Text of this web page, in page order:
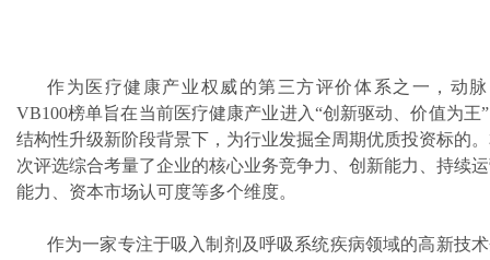
作为医疗健康产业权威的第三方评价体系之一，动
VB100榜单旨在当前医疗健康产业进入“创新驱动、价值为王
结构性升级新阶段背景下，为行业发掘全周期优质投资标的
次评选综合考量了企业的核心业务竞争力、创新能力、持续
能力、资本市场认可度等多个维度。
作为一家专注于吸入制剂及呼吸系统疾病领域的高新技